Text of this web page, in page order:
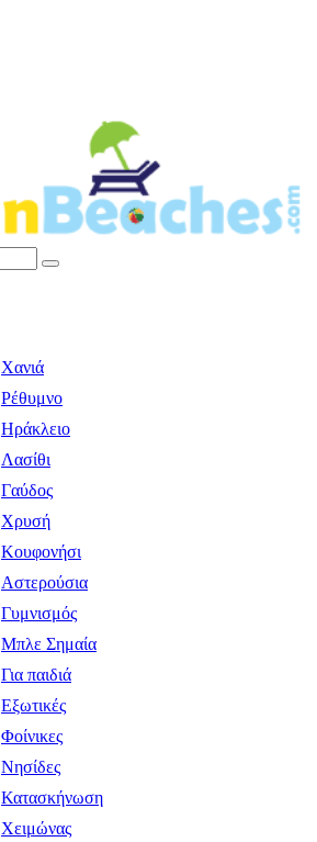
Χανιά
Ρέθυμνο
Ηράκλειο
Λασίθι
Γαύδος
Χρυσή
Κουφονήσι
Αστερούσια
Γυμνισμός
Μπλε Σημαία
Για παιδιά
Εξωτικές
Φοίνικες
Νησίδες
Κατασκήνωση
Χειμώνας